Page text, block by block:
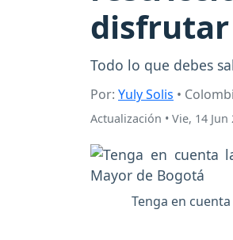
Todo lo que debes
Por: Yuly Solis •
Actualización • Vie, 14
Tenga en